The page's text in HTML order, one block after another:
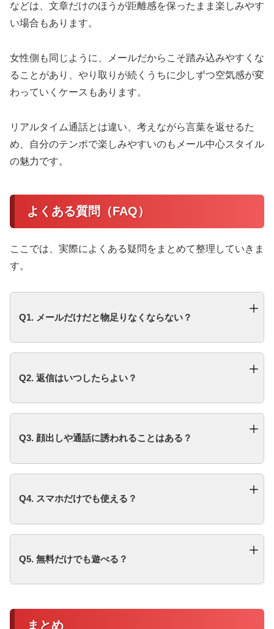
などは、文章だけのほうが距離感を保ったまま楽しみやす
い場合もあります。
女性側も同じように、メールだからこそ踏み込みやすくな
ることがあり、やり取りが続くうちに少しずつ空気感が変
わっていくケースもあります。
リアルタイム通話とは違い、考えながら言葉を返せるた
め、自分のテンポで楽しみやすいのもメール中心スタイル
の魅力です。
よくある質問（FAQ）
ここでは、実際によくある疑問をまとめて整理していきま
す。
Q1. メールだけだと物足りなくならない？
Q2. 返信はいつしたらよい？
Q3. 顔出しや通話に誘われることはある？
Q4. スマホだけでも使える？
Q5. 無料だけでも遊べる？
まとめ